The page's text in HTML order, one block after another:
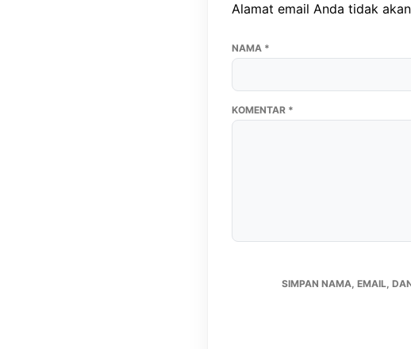
Alamat email Anda tidak
KOMENTAR *
NAMA *
SIMPAN NAMA, EMAIL,